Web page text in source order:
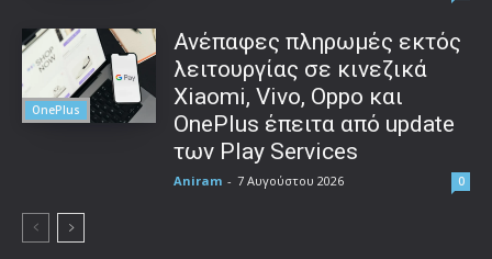
OnePlus
Ανέπαφες πληρωμές εκτός
λειτουργίας σε κινεζικά
Xiaomi, Vivo, Oppo και
OnePlus έπειτα από update
των Play Services
Aniram - 7 Αυγούστου 2026 0